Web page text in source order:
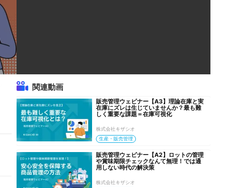
関連動画
販売管理ウェビナー【A3】理論在庫と実
在庫にズレは生じていませんか？最も難
しく重要な課題＝在庫可視化
株式会社キザシオ
生産・販売管理
販売管理ウェビナー【A2】ロットの管理
や賞味期限チェックなんて無理！では通
用しない時代の解決策
株式会社キザシオ